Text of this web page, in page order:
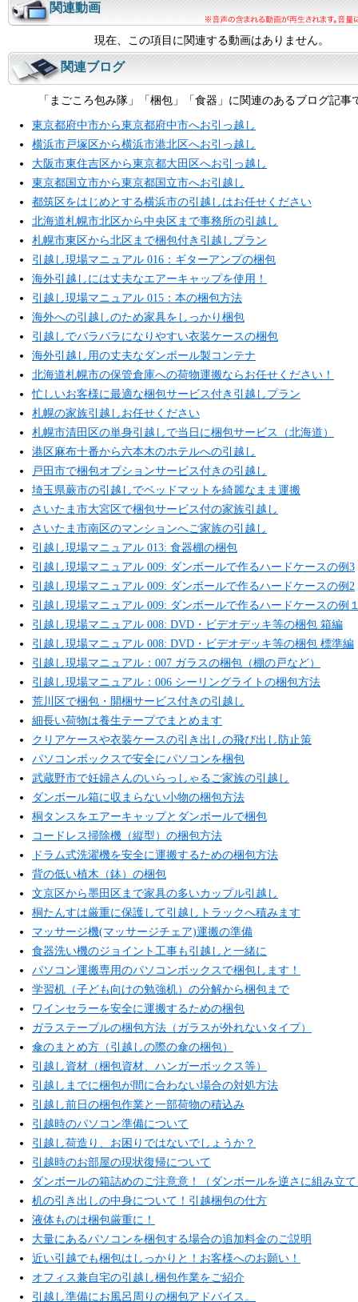
関連動画
現在、この項目に関連する動画はありません。
関連ブログ
「まごころ包み隊」「梱包」「食器」に関連のあるブログ記事
東京都府中市から東京都府中市へお引っ越し
横浜市戸塚区から横浜市港北区へお引っ越し
大阪市東住吉区から東京都大田区へお引っ越し
東京都国立市から東京都国立市へお引越し
都筑区をはじめとする横浜市の引越しはお任せください
北海道札幌市北区から中央区まで事務所の引越し
札幌市東区から北区まで梱包付き引越しプラン
引越し現場マニュアル 016：ギターアンプの梱包
海外引越しには丈夫なエアーキャップを使用！
引越し現場マニュアル 015：本の梱包方法
海外への引越しのため家具をしっかり梱包
引越しでバラバラになりやすい衣装ケースの梱包
海外引越し用の丈夫なダンボール製コンテナ
北海道札幌市の保管倉庫への荷物運搬ならお任せください！
忙しいお客様に最適な梱包サービス付き引越しプラン
札幌の家族引越しお任せください
札幌市清田区の単身引越しで当日に梱包サービス（北海道）
港区麻布十番から六本木のホテルへの引越し
戸田市で梱包オプションサービス付きの引越し
埼玉県蕨市の引越しでベッドマットを綺麗なまま運搬
さいたま市大宮区で梱包サービス付の家族引越し
さいたま市南区のマンションへご家族の引越し
引越し現場マニュアル 013: 食器棚の梱包
引越し現場マニュアル 009: ダンボールで作るハードケースの例3
引越し現場マニュアル 009: ダンボールで作るハードケースの例2
引越し現場マニュアル 009: ダンボールで作るハードケースの例
引越し現場マニュアル 008: DVD・ビデオデッキ等の梱包 箱編
引越し現場マニュアル 008: DVD・ビデオデッキ等の梱包 標準編
引越し現場マニュアル：007 ガラスの梱包（棚の戸など）
引越し現場マニュアル：006 シーリングライトの梱包方法
荒川区で梱包・開梱サービス付きの引越し
細長い荷物は養生テープでまとめます
クリアケースや衣装ケースの引き出しの飛び出し防止策
パソコンボックスで安全にパソコンを梱包
武蔵野市で妊婦さんのいらっしゃるご家族の引越し
ダンボール箱に収まらない小物の梱包方法
桐タンスをエアーキャップとダンボールで梱包
コードレス掃除機（縦型）の梱包方法
ドラム式洗濯機を安全に運搬するための梱包方法
背の低い植木（鉢）の梱包
文京区から墨田区まで家具の多いカップル引越し
桐たんすは厳重に保護して引越しトラックへ積みます
マッサージ機(マッサージチェア)運搬の準備
食器洗い機のジョイント工事も引越しと一緒に
パソコン運搬専用のパソコンボックスで梱包します！
学習机（子ども向けの勉強机）の分解から梱包まで
ワインセラーを安全に運搬するための梱包
ガラステーブルの梱包方法（ガラスが外れないタイプ）
傘のまとめ方（引越しの際の傘の梱包）
引越し資材（梱包資材、ハンガーボックス等）
引越しまでに梱包が間に合わない場合の対処方法
引越し前日の梱包作業と一部荷物の積込み
引越時のパソコン準備について
引越し荷造り、お困りではないでしょうか？
引越時のお部屋の現状復帰について
ダンボールの箱詰めのご注意意！（ダンボールを逆さに組み立
机の引き出しの中身について！引越梱包の仕方
液体ものは梱包厳重に！
大量にあるパソコンを梱包する場合の追加料金のご説明
近い引越でも梱包はしっかりと！お客様へのお願い！
オフィス兼自宅の引越し梱包作業をご紹介
引越し準備にお風呂周りの梱包アドバイス。